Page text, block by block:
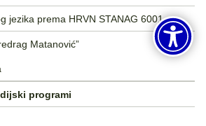
jezika prema HRVN STANAG 6001
Matanović”
programi